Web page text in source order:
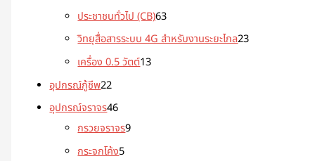
ประชาชนทั่วไป (CB)63
วิทยุสื่อสารระบบ 4G สำหรับงานระยะไกล23
เครื่อง 0.5 วัตต์13
อุปกรณ์กู้ชีพ22
อุปกรณ์จราจร46
กรวยจราจร9
กระจกโค้ง5